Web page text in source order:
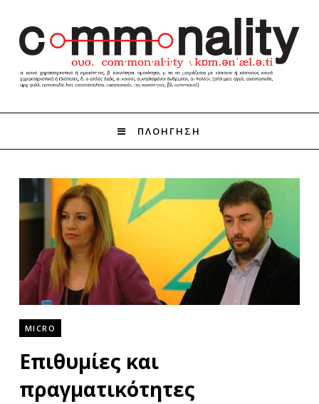
ΠΛΟΗΓΗΣΗ
MICRO
Επιθυμίες και
πραγματικότητες